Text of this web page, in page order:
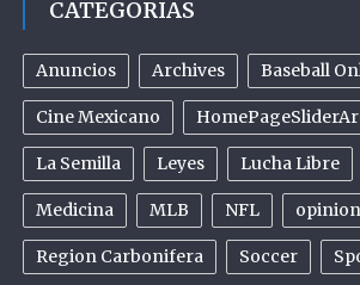
CATEGORIAS
Anuncios Archives Baseball
Cine Mexicano
La Semilla Leyes Lucha Libre
Medicina MLB NFL opinion
Region Carbonifera Soccer